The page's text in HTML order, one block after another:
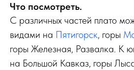
Что посмотреть.
С различных частей плато
видами на Пятигорск, горы
горы Железная, Развалка. К
на Большой Кавказ, горы